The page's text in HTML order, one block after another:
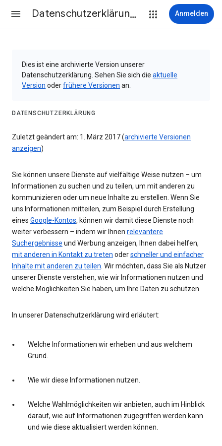
Datenschutzerklärung & Nutzungsbedingungen Anmelden
Dies ist eine archivierte Version unserer
Datenschutzerklärung. Sehen Sie sich die aktuelle
Version oderfrühere Versionen an.
DATENSCHUTZERKLÄRUNG
Zuletzt geändert am: 1. März 2017 (archivierte Versionen
anzeigen)
Sie können unsere Dienste auf vielfältige Weise nutzen – um
Informationen zu suchen und zu teilen, um mit anderen zu
kommunizieren oder um neue Inhalte zu erstellen. Wenn Sie
uns Informationen mitteilen, zum Beispiel durch Erstellung
eines Google-Kontos, können wir damit diese Dienste noch
weiter verbessern – indem wir Ihnen relevantere
Suchergebnisse und Werbung anzeigen, Ihnen dabei helfen,
mit anderen in Kontakt zu treten oderschneller und einfacher
Inhalte mit anderen zu teilen. Wir möchten, dass Sie als Nutzer
unserer Dienste verstehen, wie wir Informationen nutzen und
welche Möglichkeiten Sie haben, um Ihre Daten zu schützen.
In unserer Datenschutzerklärung wird erläutert:
Welche Informationen wir erheben und aus welchem
Grund.
Wie wir diese Informationen nutzen.
Welche Wahlmöglichkeiten wir anbieten, auch im Hinblick
darauf, wie auf Informationen zugegriffen werden kann
und wie diese aktualisiert werden können.